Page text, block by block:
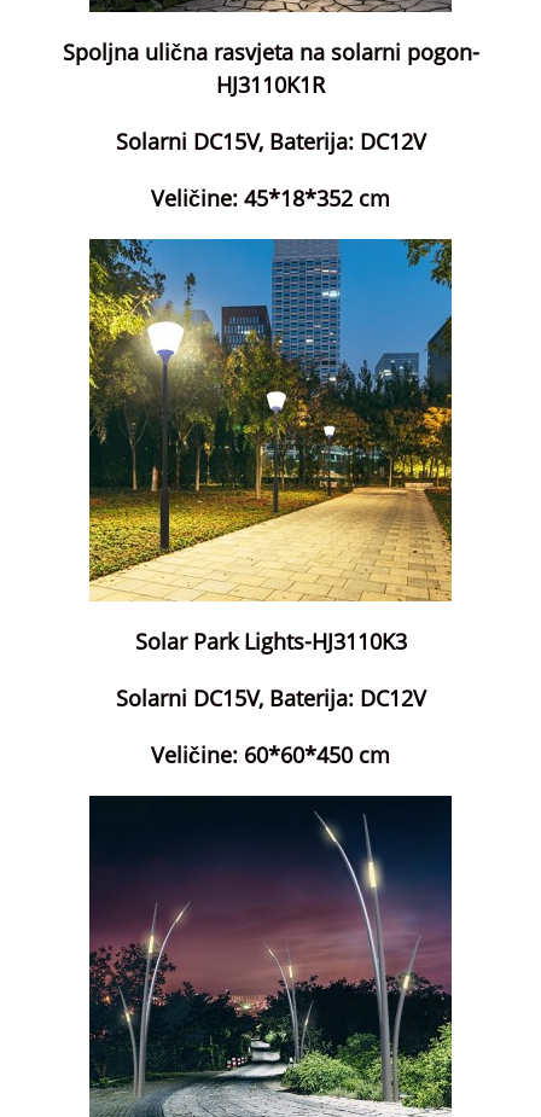
Spoljna ulična rasvjeta na solarni pogon-
HJ3110K1R
Solarni DC15V, Baterija: DC12V
Veličine: 45*18*352 cm
Solar Park Lights-HJ3110K3
Solarni DC15V, Baterija: DC12V
Veličine: 60*60*450 cm